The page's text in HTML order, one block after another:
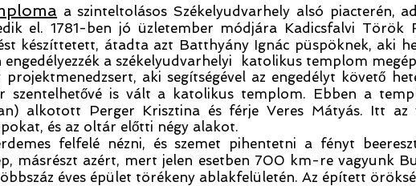
a szinteltolásos Székelyudvarhely alsó piacterén,
el. 1781-ben jó üzletember módjára Kadicsfalvi Török
készíttetett, átadta azt Batthyány Ignác püspöknek, aki
engedélyezzék a székelyudvarhelyi katolikus templom
aki segítségével az engedélyt követő
is vált a katolikus templom. Ebben a
alkotott Perger Krisztina és férje Veres Mátyás. Itt
és az oltár előtti négy alakot.
felfelé nézni, és szemet pihentetni a fényt
másrészt azért, mert jelen esetben 700 km-re vagyunk
éves épület törékeny ablakfelületén. Az épített